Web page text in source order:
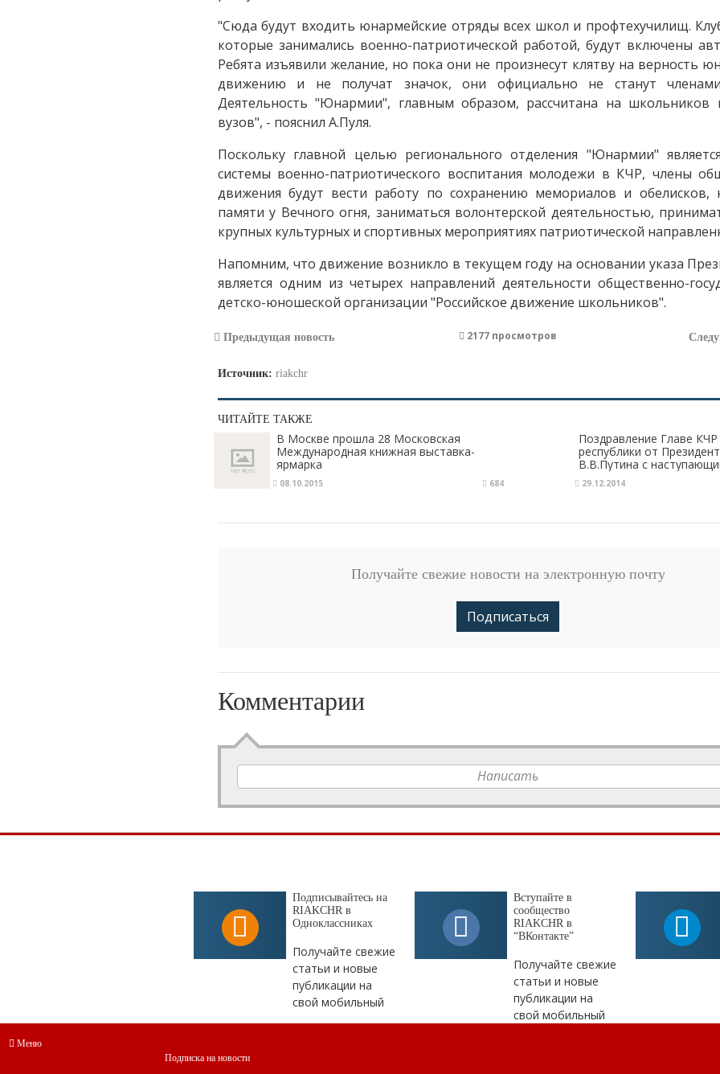
"Сюда будут входить юнармейские отряды всех школ и профтехучилищ.
которые занимались военно-патриотической работой, будут включены
Ребята изъявили желание, но пока они не произнесут клятву на верность
движению и не получат значок, они официально не станут
Деятельность "Юнармии", главным образом, рассчитана на школьников
вузов", - пояснил А.Пуля.
Поскольку главной целью регионального отделения "Юнармии"
системы военно-патриотического воспитания молодежи в КЧР, члены
движения будут вести работу по сохранению мемориалов и обелисков,
памяти у Вечного огня, заниматься волонтерской деятельностью,
крупных культурных и спортивных мероприятиях патриотической
Напомним, что движение возникло в текущем году на основании указа
является одним из четырех направлений деятельности общественно-
детско-юношеской организации "Российское движение школьников".
Предыдущая новость 2177 просмотров
Источник: riakchr
ЧИТАЙТЕ ТАКЖЕ
В Москве прошла 28 Московская
Международная книжная выставка-
ярмарка
08.10.2015 684
Поздравление Главе
республики от
В.В.Путина с
Годом
29.12.2014
Получайте свежие новости на электронную почту
Подписаться
Комментарии
Написать
Подписывайтесь на
RIAKCHR в
Одноклассниках
Получайте свежие
статьи и новые
публикации на
свой мобильный
Вступайте в
сообщество
RIAKCHR в
“ВКонтакте”
Получайте свежие
статьи и новые
публикации на
свой мобильный
Меню
Подписка на новости